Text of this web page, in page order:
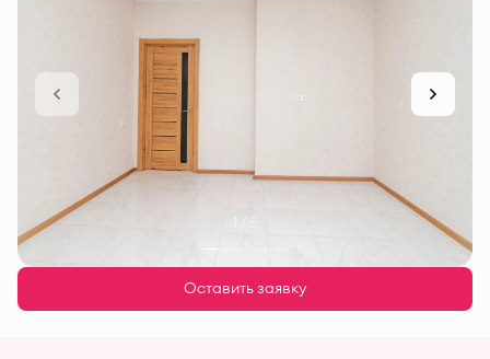
Оставить заявку